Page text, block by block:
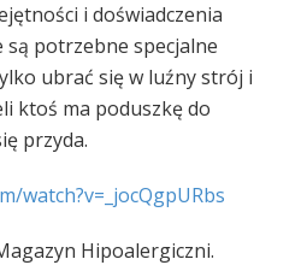
i doświadczenia
są potrzebne specjalne
ubrać się w luźny strój i
ktoś ma poduszkę do
przyda.
watch?v=_jocQgpURbs
Hipoalergiczni.